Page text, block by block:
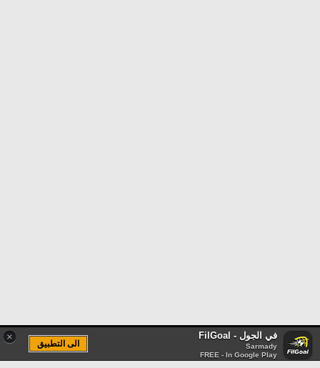
× في الجول - FilGoal
Sarmady
FREE - In Google Play
الى التطبيق